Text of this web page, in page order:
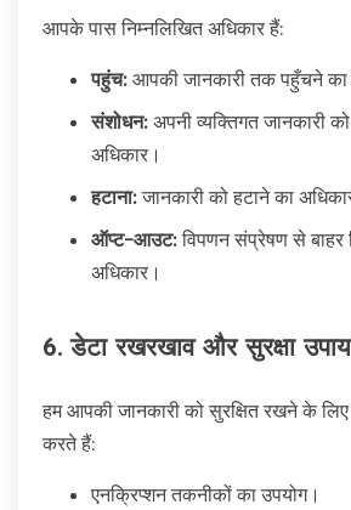
आपके पास निम्नलिखित अधिकार हैं:
पहुंच: आपकी जानकारी तक पहुँचने का
संशोधन: अपनी व्यक्तिगत जानकारी
अधिकार।
हटाना:जानकारी को हटाने का
ऑप्ट-आउट:विपणन संप्रेषण से
अधिकार।
6. डेटा रखरखाव और सुरक्षा उपाय
हम आपकी जानकारी को सुरक्षित रखने के लिए
करते हैं:
एनक्रिप्शन तकनीकों का उपयोग।